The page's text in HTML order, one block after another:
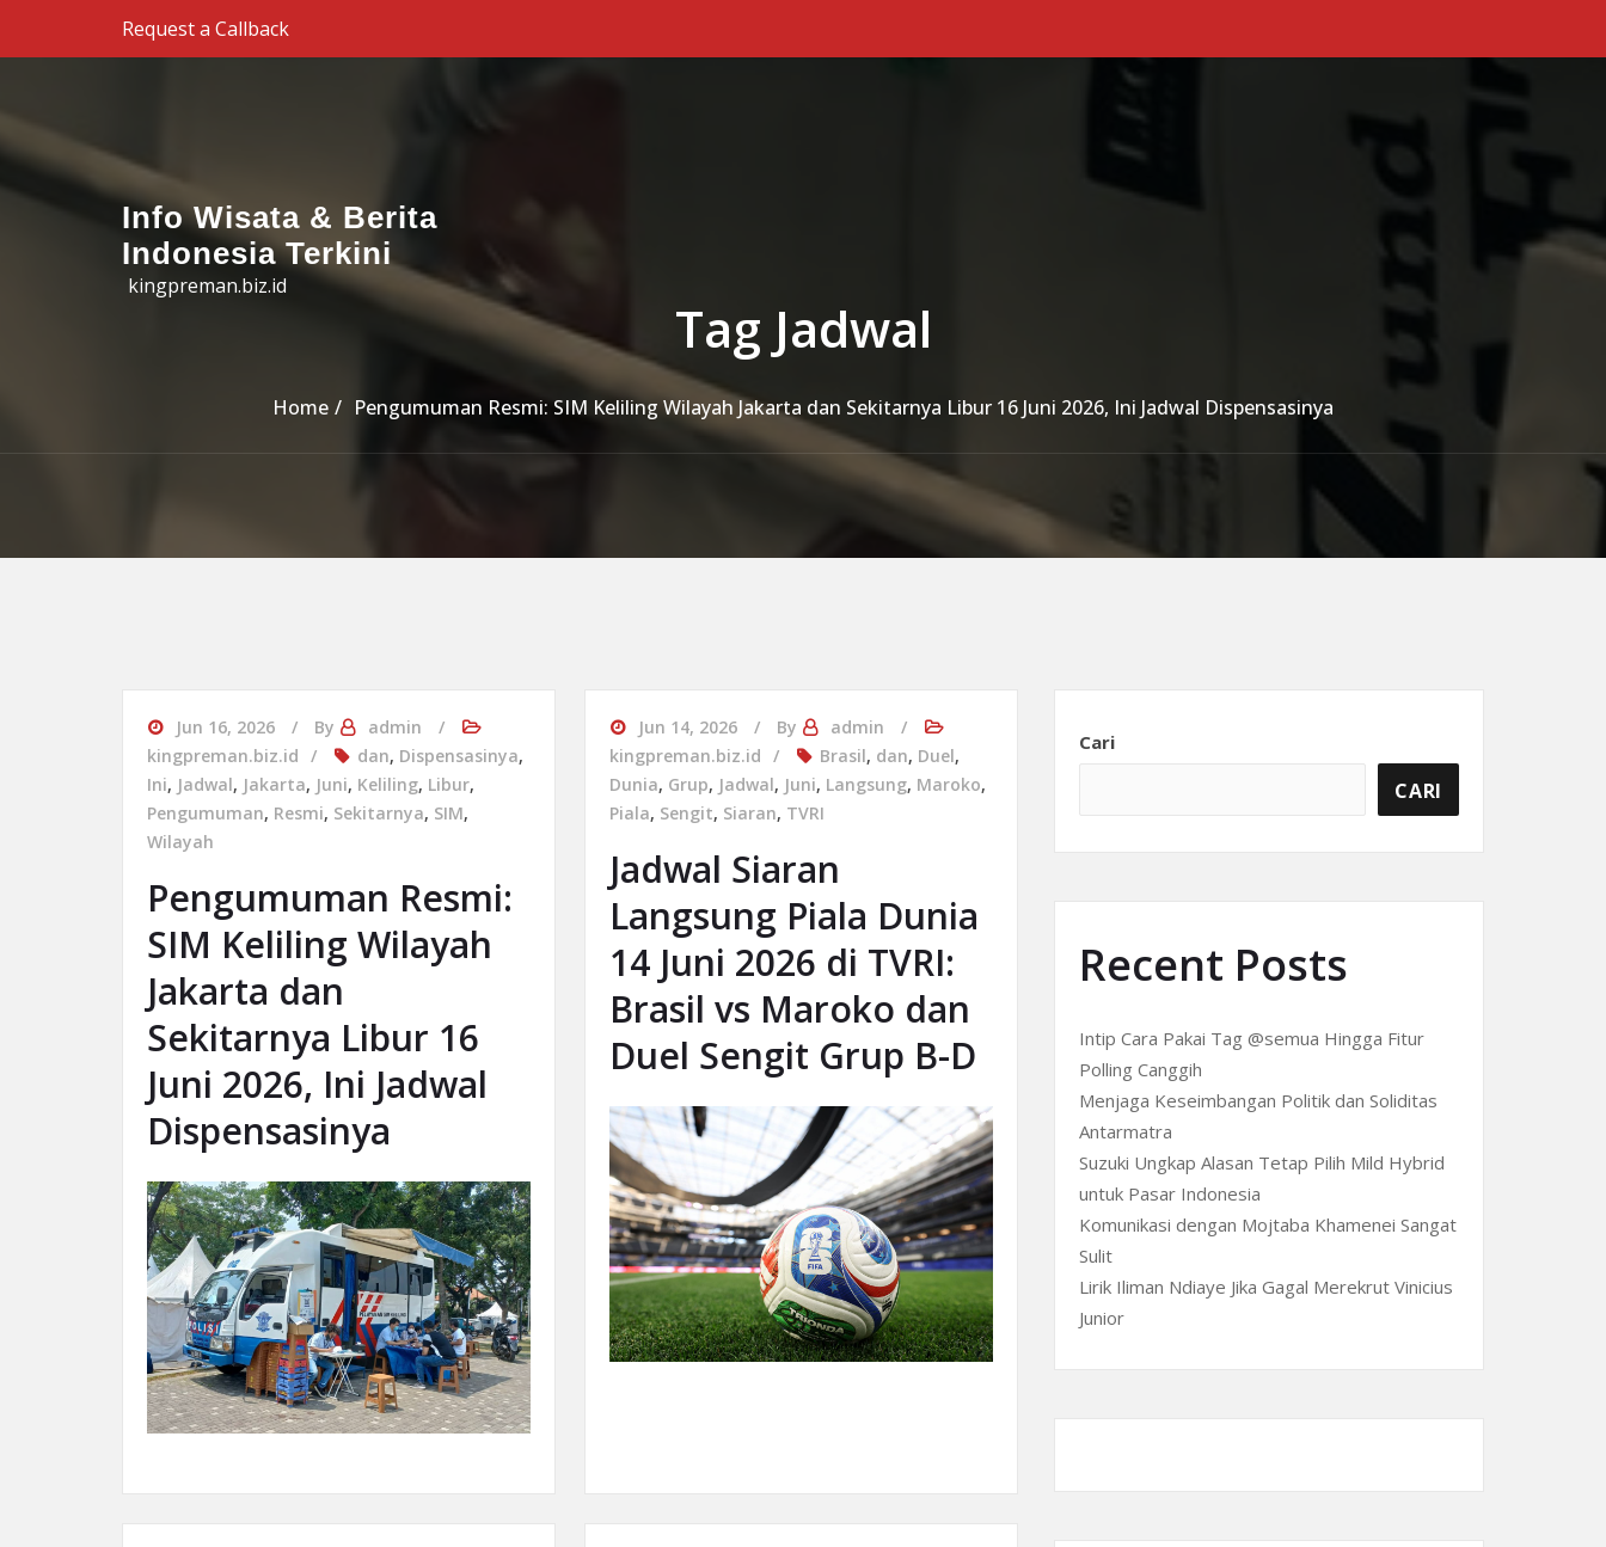
Skip to the contentRequest a Callback
Info Wisata & Berita
Indonesia Terkini
kingpreman.biz.id
Primary Menu
Tag Jadwal
Home Pengumuman Resmi: SIM Keliling Wilayah Jakarta dan Sekitarnya Libur 16 Juni 2026, Ini Jadwal Dispensasinya
Jun 16, 2026 By
admin
kingpreman.biz.id
dan, Dispensasinya,
Ini, Jadwal, Jakarta, Juni, Keliling, Libur,
Pengumuman, Resmi, Sekitarnya, SIM,
Wilayah
Pengumuman Resmi:
SIM Keliling Wilayah
Jakarta dan
Sekitarnya Libur 16
Juni 2026, Ini Jadwal
Dispensasinya
Jun 14, 2026 By
admin
kingpreman.biz.id
Brasil, dan, Duel,
Dunia, Grup, Jadwal, Juni, Langsung, Maroko,
Piala, Sengit, Siaran, TVRI
Jadwal Siaran
Langsung Piala Dunia
14 Juni 2026 di TVRI:
Brasil vs Maroko dan
Duel Sengit Grup B-D
Cari
CARI
Recent Posts
Intip Cara Pakai Tag @semua Hingga Fitur
Polling Canggih
Menjaga Keseimbangan Politik dan Soliditas
Antarmatra
Suzuki Ungkap Alasan Tetap Pilih Mild Hybrid
untuk Pasar Indonesia
Komunikasi dengan Mojtaba Khamenei Sangat
Sulit
Lirik Iliman Ndiaye Jika Gagal Merekrut Vinicius
Junior